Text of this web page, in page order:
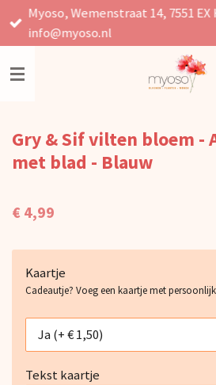
Ga
direct
de
Myoso, Wemenstraat 14, 7551
info@myoso.nl
Gry & Sif vilten bloem -
met blad - Blauw
€ 4,99
Kaartje
Cadeautje? Voeg een kaartje met
Tekst kaartje